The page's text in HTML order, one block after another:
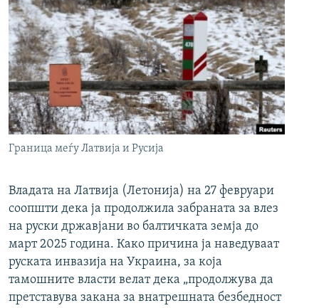
СЛЕДЕТЕ НЕ
РСЕ веб страници
Граница меѓу Латвија и Русија
Владата на Латвија (Летонија) на 27 февруари
соопшти дека ја продолжила забраната за влез
на руски државјани во балтичката земја до
март 2025 година. Како причина ја наведуваат
руската инвазија на Украина, за која
тамошните власти велат дека „продолжува да
претставува закана за внатрешната безбедност